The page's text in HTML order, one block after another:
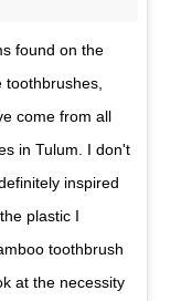
found on the
come from all
in Tulum. I don't
inspired
plastic I
toothbrush
at the necessity